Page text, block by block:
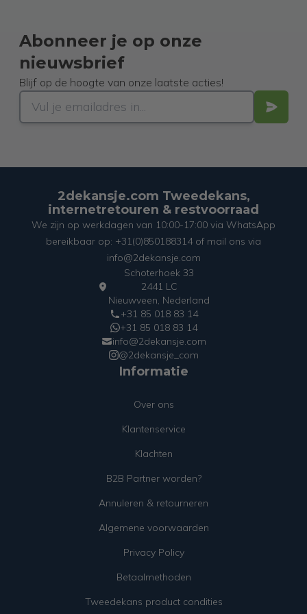
Abonneer je op onze
nieuwsbrief
Blijf op de hoogte van onze laatste acties!
2dekansje.com Tweedekans,
internetretouren & restvoorraad
We zijn op werkdagen van 10:00-17:00 via WhatsApp
bereikbaar op: +31(0)850188314 of mail ons via
info@2dekansje.com
Schoterhoek 33
2441 LC
Nieuwveen, Nederland
+31 85 018 83 14
+31 85 018 83 14
info@2dekansje.com
@2dekansje_com
Informatie
Over ons
Klantenservice
Klachten
B2B Partner worden?
Annuleren & retourneren
Algemene voorwaarden
Privacy Policy
Betaalmethoden
Tweedekans product condities